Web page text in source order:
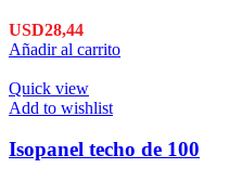
USD28,44
Añadir al carrito
Quick view
Add to wishlist
Isopanel techo de 100